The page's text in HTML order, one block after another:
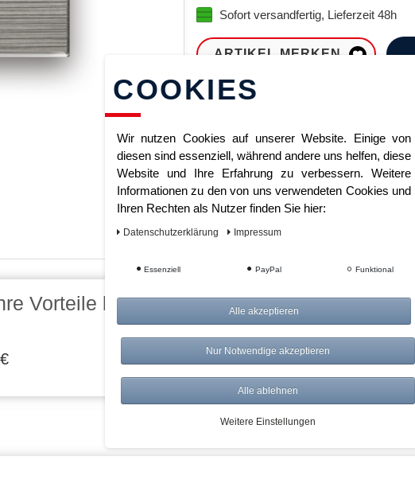
Sofort versandfertig, Lieferzeit 48h
ARTIKEL MERKEN
Vorteile bei AWWM:
Risikolos: 14 Tage Rückgabe
Über 20.000 Artikel
COOKIES
Wir nutzen Cookies auf unserer Website. Einige von
diesen sind essenziell, während andere uns helfen, diese
Website und Ihre Erfahrung zu verbessern. Weitere
Informationen zu den von uns verwendeten Cookies und
Ihren Rechten als Nutzer finden Sie hier:
Daten­schutz­erklärung Impressum
Essenziell PayPal Funktional
Alle akzeptieren
Nur Notwendige akzeptieren
Alle ablehnen
Weitere Einstellungen